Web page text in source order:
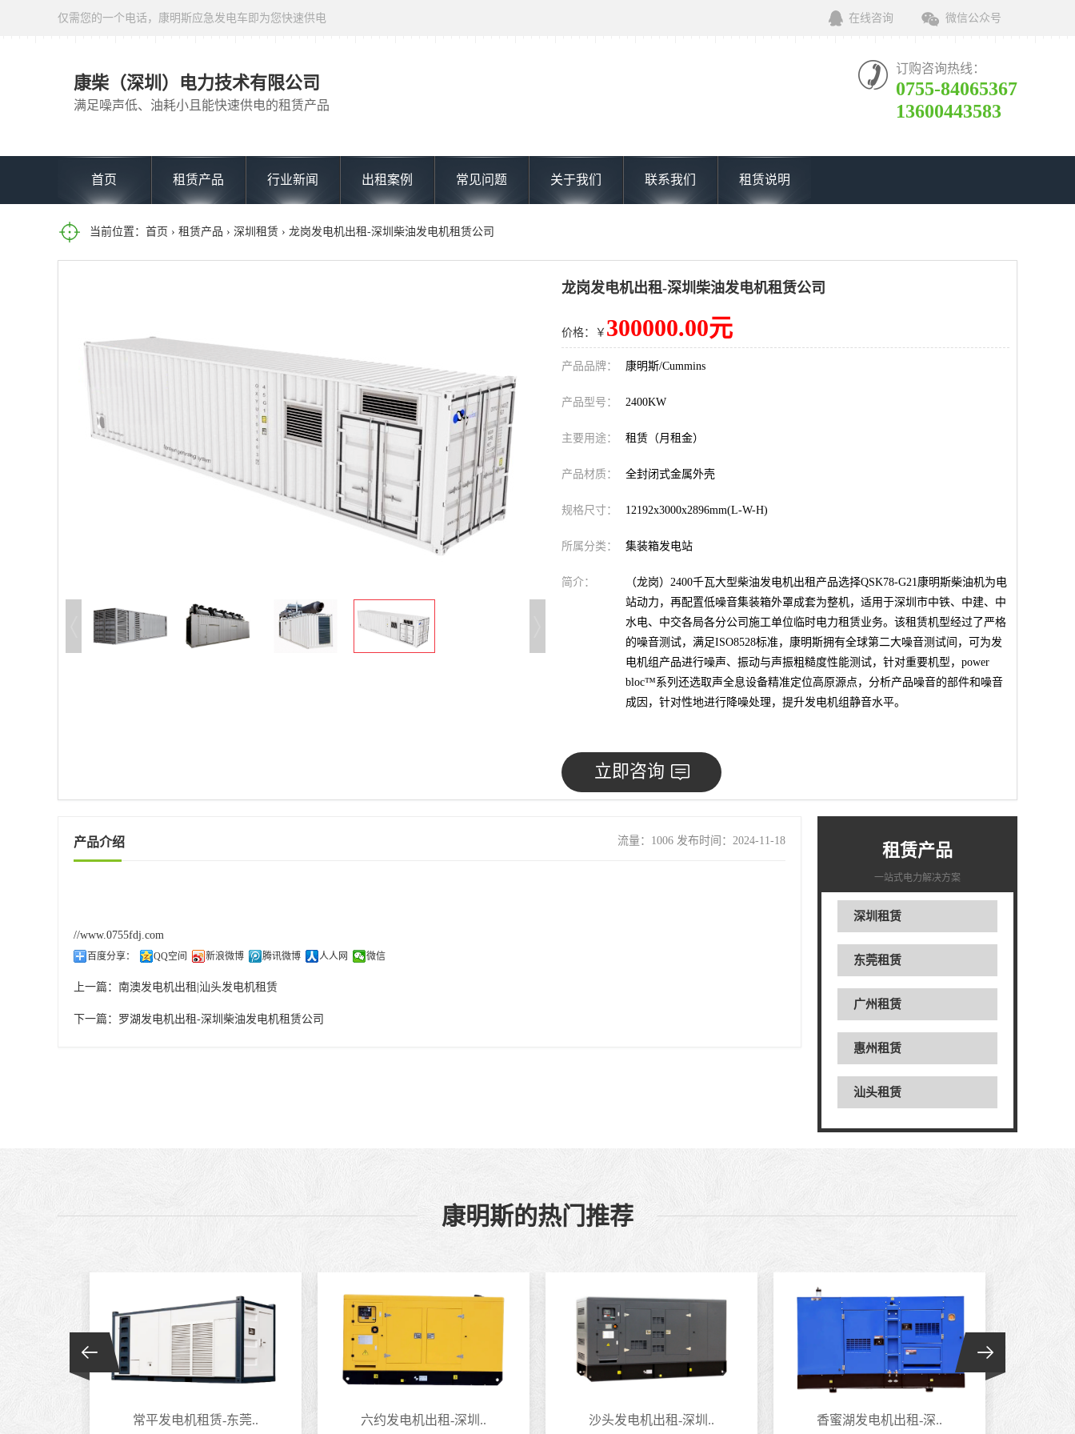
仅需您的一个电话，康明斯应急发电车即为您快速供电 在线咨询 微信公众号
康柴（深圳）电力技术有限公司
满足噪声低、油耗小且能快速供电的租赁产品
订购咨询热线：
0755-84065367
13600443583
首页 租赁产品 行业新闻 出租案例 常见问题 关于我们 联系我们 租赁说明
当前位置： 首页 › 租赁产品 › 深圳租赁 › 龙岗发电机出租-深圳柴油发电机租赁公司
龙岗发电机出租-深圳柴油发电机租赁公司
价格：￥ 300000.00元
产品品牌： 康明斯/Cummins
产品型号： 2400KW
主要用途： 租赁（月租金）
产品材质： 全封闭式金属外壳
规格尺寸： 12192x3000x2896mm(L-W-H)
所属分类： 集装箱发电站
简介：
（龙岗）2400千瓦大型柴油发电机出租产品选择QSK78-G21康明斯柴油机为电
站动力，再配置低噪音集装箱外罩成套为整机，适用于深圳市中铁、中建、中
水电、中交各局各分公司施工单位临时电力租赁业务。该租赁机型经过了严格
的噪音测试，满足ISO8528标准，康明斯拥有全球第二大噪音测试间，可为发
电机组产品进行噪声、振动与声振粗糙度性能测试，针对重要机型，power
bloc™系列还选取声全息设备精准定位高原源点，分析产品噪音的部件和噪音
成因，针对性地进行降噪处理，提升发电机组静音水平。
立即咨询
租赁产品
一站式电力解决方案
深圳租赁
东莞租赁
广州租赁
惠州租赁
汕头租赁
产品介绍 流量：1006 发布时间：2024-11-18
//www.0755fdj.com
百度分享： QQ空间 新浪微博 腾讯微博 人人网 微信
上一篇： 南澳发电机出租|汕头发电机租赁
下一篇： 罗湖发电机出租-深圳柴油发电机租赁公司
康明斯的热门推荐
常平发电机租赁-东莞.. 六约发电机出租-深圳.. 沙头发电机出租-深圳.. 香蜜湖发电机出租-深..